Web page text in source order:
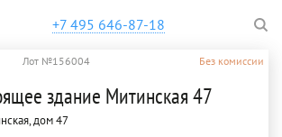
+7 495 646-87-18
Лот №156004 Без комиссии
здание Митинская 47
дом 47